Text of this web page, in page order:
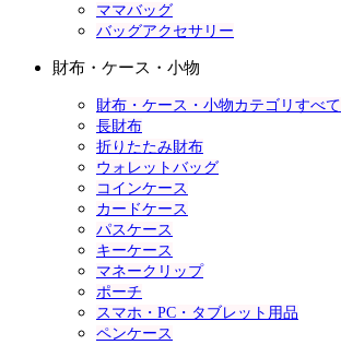
ママバッグ
バッグアクセサリー
財布・ケース・小物
財布・ケース・小物カテゴリすべて
長財布
折りたたみ財布
ウォレットバッグ
コインケース
カードケース
パスケース
キーケース
マネークリップ
ポーチ
スマホ・PC・タブレット用品
ペンケース